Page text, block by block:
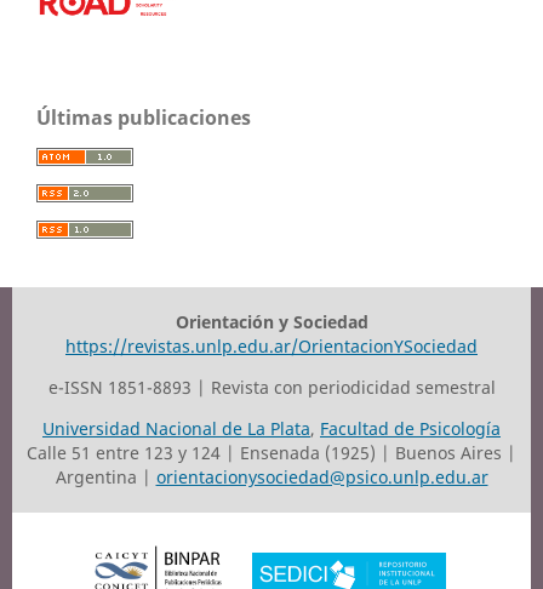
Últimas publicaciones
Orientación y Sociedad
https://revistas.unlp.edu.ar/OrientacionYSociedad
e-ISSN 1851-8893 | Revista con periodicidad semestral
Universidad Nacional de La Plata, Facultad de Psicología
Calle 51 entre 123 y 124 | Ensenada (1925) | Buenos Aires |
Argentina | orientacionysociedad@psico.unlp.edu.ar